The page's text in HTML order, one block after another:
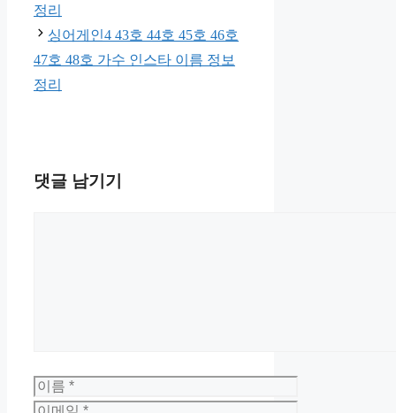
리
정리
싱어게인4 43호 44호 45호 46호
47호 48호 가수 인스타 이름 정보
정리
댓글 남기기
이